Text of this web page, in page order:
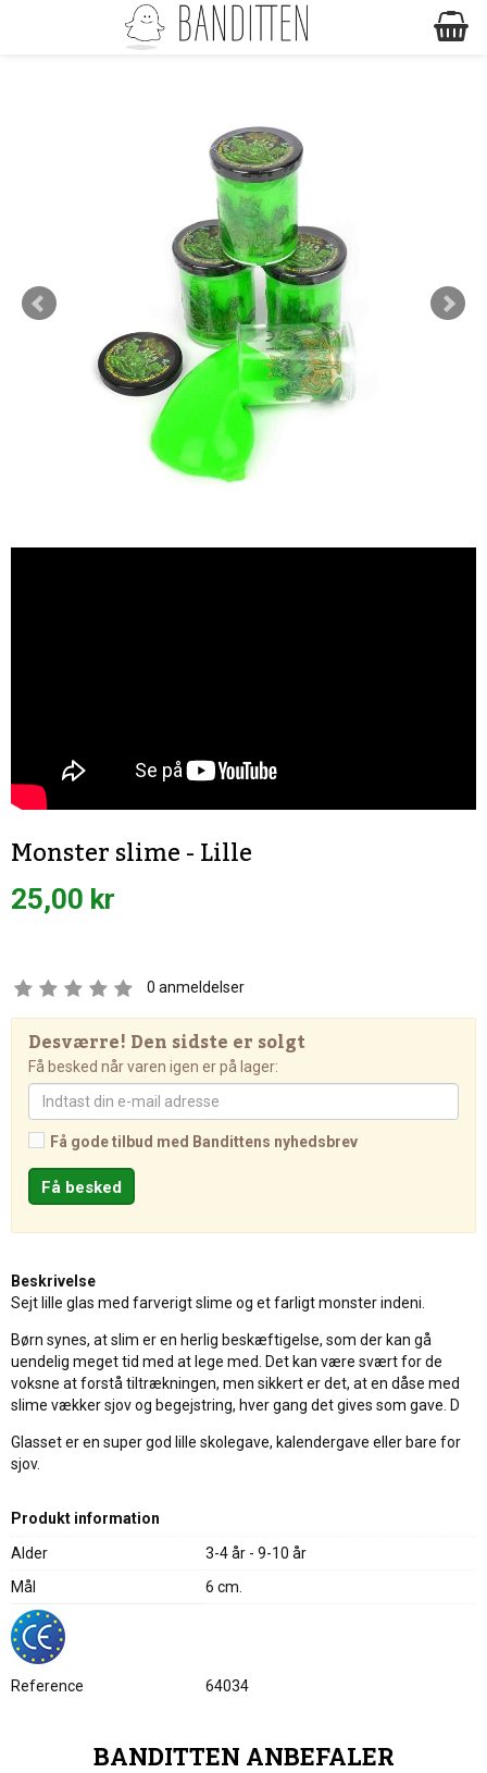
Monster slime - Lille
25,00 kr
0 anmeldelser
Desværre! Den sidste er solgt
Få besked når varen igen er på lager:
Få gode tilbud med Bandittens nyhedsbrev
Beskrivelse
Sejt lille glas med farverigt slime og et farligt monster indeni.
Børn synes, at slim er en herlig beskæftigelse, som der kan gå
uendelig meget tid med at lege med. Det kan være svært for de
voksne at forstå tiltrækningen, men sikkert er det, at en dåse med
slime vækker sjov og begejstring, hver gang det gives som gave. D
Glasset er en super god lille skolegave, kalendergave eller bare for
sjov.
Produkt information
Alder
3-4 år - 9-10 år
Mål
6 cm.
Reference 64034
BANDITTEN ANBEFALER